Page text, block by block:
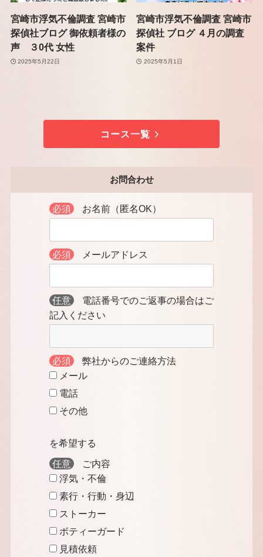
宮崎市浮気不倫調査 宮崎市
探偵社ブログ 御依頼者様の
声 ３0代 女性
2025年5月22日
宮崎市浮気不倫調査 宮崎市
探偵社 ブログ ４月の調査
案件
2025年5月1日
コース一覧
お問合わせ
必須 お名前（匿名OK）
必須 メールアドレス
任意
電話番号でのご返事の場合はご
記入ください
必須
弊社からのご連絡方法
メール
電話
その他
を希望する
任意
ご内容
浮気・不倫
素行・行動・身辺
ストーカー
ボティーガード
見積依頼